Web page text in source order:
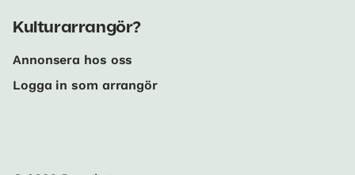
Kulturarrangör?
Annonsera hos oss
Logga in som arrangör